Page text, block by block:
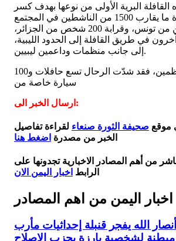
البرية الأولى من نوعها بهدف كسر
الحصار على غزة ما يقارب 1500 من الناشطين في المجتمع
المدني والحقوقيين من تونس، وقرابة 200 شخص من الجزائر،
في طريق القافلة إلى الحدود الليبية،
إلى جانب منظمات وداعمين ليبيين.
وبحسب المنظمين، فقد شدّت الرحال تسع حافلات و100
سيارة خاصة من
ارسال الخبر الى:
موقع صحيفة الثورة صنعاء لقراءة تفاصيل
الخبر من مصدرة اضغط هنا
من أهم المصادر الاخبارية تجدونها على
الرابط اخبار اليمن الان
اخبار اليمن من اهم المصادر
الله يفجر قنبلة إحداثيات مأرب
لشخصية بارزة بحزب الإصلاح